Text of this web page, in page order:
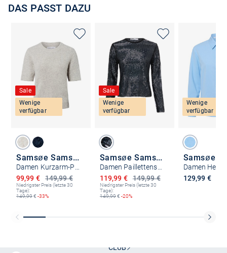
DAS PASST DAZU
Sale
Wenige
verfügbar
Samsøe Samsøe
149,99 €
Ermäßigter Preis
99,99 €
Niedrigster Preis (letzte 30
Tage):
149,99€ -33%
Sale
Wenige
verfügbar
Samsøe Samsøe
149,99 €
Ermäßigter Preis
119,99 €
Niedrigster Preis (letzte 30
Tage):
149,99€ -20%
Wenige
verfügbar
129,99 €